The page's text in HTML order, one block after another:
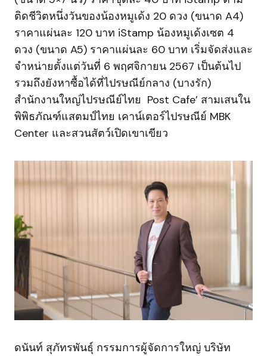
ติดชีวิตหนึ่งวันของน้องหมูเด้ง 20 ดวง (ขนาด A4)
ราคาแผ่นละ 120 บาท iStamp น้องหมูเด้งเซต 4
ดวง (ขนาด A5) ราคาแผ่นละ 60 บาท เริ่มจัดส่งและ
จำหน่ายตั้งแต่วันที่ 6 พฤศจิกายน 2567 เป็นต้นไป
รวมถึงยังหาซื้อได้ที่ไปรษณีย์กลาง (บางรัก)
สำนักงานใหญ่ไปรษณีย์ไทย Post Cafe’ สามเสนใน
พิพิธภัณฑ์แสตมป์ไทย เคาน์เตอร์ไปรษณีย์ MBK
Center และสวนสัตว์เปิดเขาเขียว
ดนันท์ สุภัทรพันธุ์ กรรมการผู้จัดการใหญ่ บริษัท